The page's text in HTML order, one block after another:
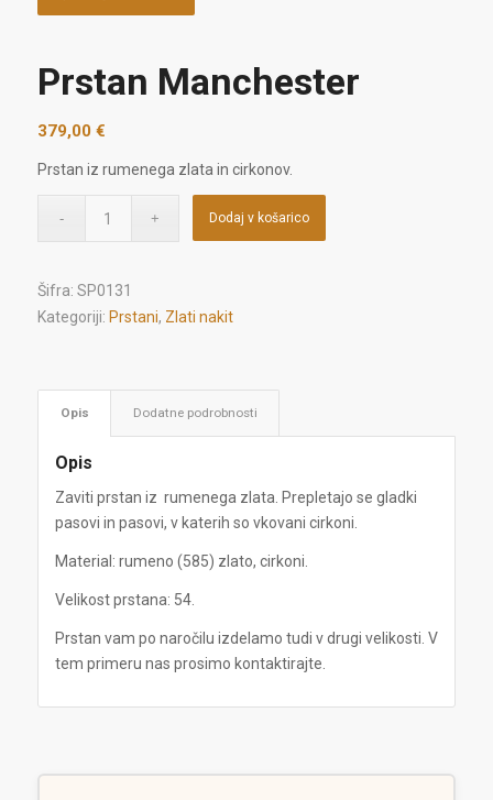
Prstan Manchester
379,00 €
Prstan iz rumenega zlata in cirkonov.
Dodaj v košarico
Šifra: SP0131
Kategoriji: Prstani, Zlati nakit
Opis Dodatne podrobnosti
Opis
Zaviti prstan iz rumenega zlata. Prepletajo se gladki
pasovi in pasovi, v katerih so vkovani cirkoni.
Material: rumeno (585) zlato, cirkoni.
Velikost prstana: 54.
Prstan vam po naročilu izdelamo tudi v drugi velikosti. V
tem primeru nas prosimo kontaktirajte.